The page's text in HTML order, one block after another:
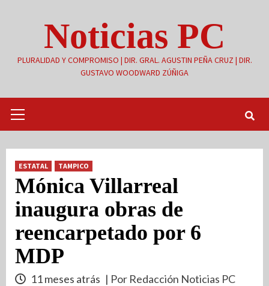
Noticias PC
PLURALIDAD Y COMPROMISO | DIR. GRAL. AGUSTIN PEÑA CRUZ | DIR.
GUSTAVO WOODWARD ZÚÑIGA
primario
ESTATAL TAMPICO
Mónica Villarreal
inaugura obras de
reencarpetado por 6
MDP
11 meses atrás | Por Redacción Noticias PC